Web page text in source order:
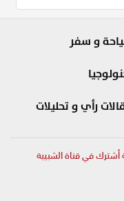
و سفر
رأي و تحليلات
أشترك في قناة الشبيبة